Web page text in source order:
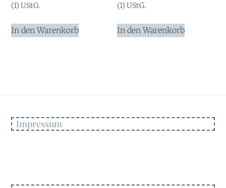
(1) UStG.
In den Warenkorb
(1) UStG.
In den Warenkorb
Impressum